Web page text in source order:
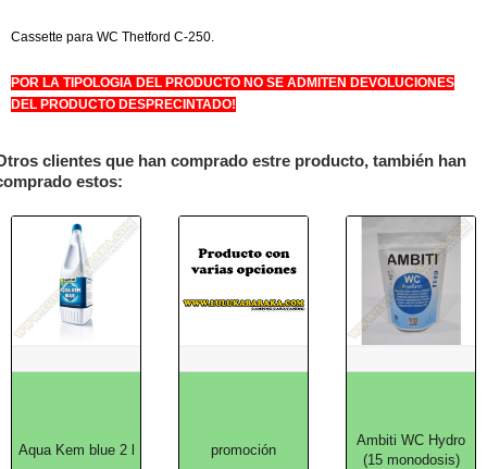
Cassette para WC Thetford C-250.
POR LA TIPOLOGIA DEL PRODUCTO NO SE ADMITEN DEVOLUCIONES
DEL PRODUCTO DESPRECINTADO!
clientes que han comprado estre producto, también han
estos:
Aqua Kem blue 2 l promoción
Ambiti WC Hydro
(15 monodosis)